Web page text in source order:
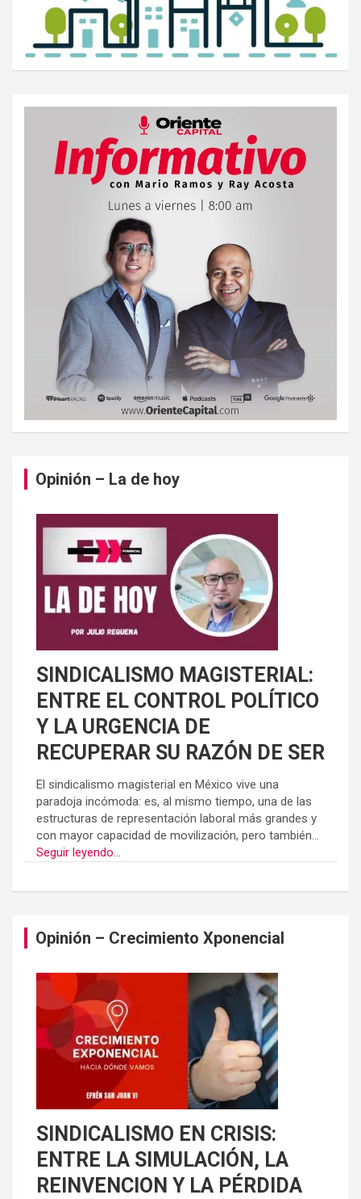
Opinión – La de hoy
SINDICALISMO MAGISTERIAL:
ENTRE EL CONTROL POLÍTICO
Y LA URGENCIA DE
RECUPERAR SU RAZÓN DE SER
El sindicalismo magisterial en México vive una
paradoja incómoda: es, al mismo tiempo, una de las
estructuras de representación laboral más grandes y
con mayor capacidad de movilización, pero también...
Seguir leyendo...
Opinión – Crecimiento Xponencial
SINDICALISMO EN CRISIS:
ENTRE LA SIMULACIÓN, LA
REINVENCION Y LA PÉRDIDA